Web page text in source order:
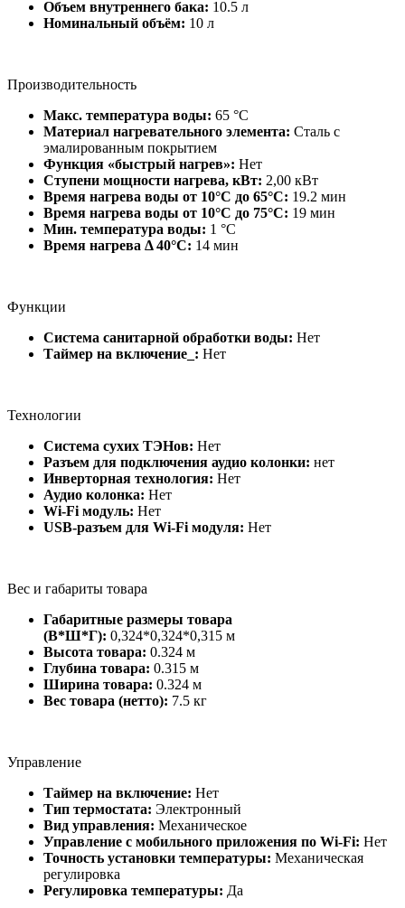
Объем внутреннего бака: 10.5 л
Номинальный объём: 10 л
Производительность
Макс. температура воды: 65 °С
Материал нагревательного элемента: Сталь с
эмалированным покрытием
Функция «быстрый нагрев»: Нет
Ступени мощности нагрева, кВт: 2,00 кВт
Время нагрева воды от 10°С до 65°С: 19.2 мин
Время нагрева воды от 10°С до 75°С: 19 мин
Мин. температура воды: 1 °С
Время нагрева Δ 40°С: 14 мин
Функции
Система санитарной обработки воды: Нет
Таймер на включение_: Нет
Технологии
Система сухих ТЭНов: Нет
Разъем для подключения аудио колонки: нет
Инверторная технология: Нет
Аудио колонка: Нет
Wi-Fi модуль: Нет
USB-разъем для Wi-Fi модуля: Нет
Вес и габариты товара
Габаритные размеры товара
(В*Ш*Г): 0,324*0,324*0,315 м
Высота товара: 0.324 м
Глубина товара: 0.315 м
Ширина товара: 0.324 м
Вес товара (нетто): 7.5 кг
Управление
Таймер на включение: Нет
Тип термостата: Электронный
Вид управления: Механическое
Управление c мобильного приложения по Wi-Fi: Нет
Точность установки температуры: Механическая
регулировка
Регулировка температуры: Да